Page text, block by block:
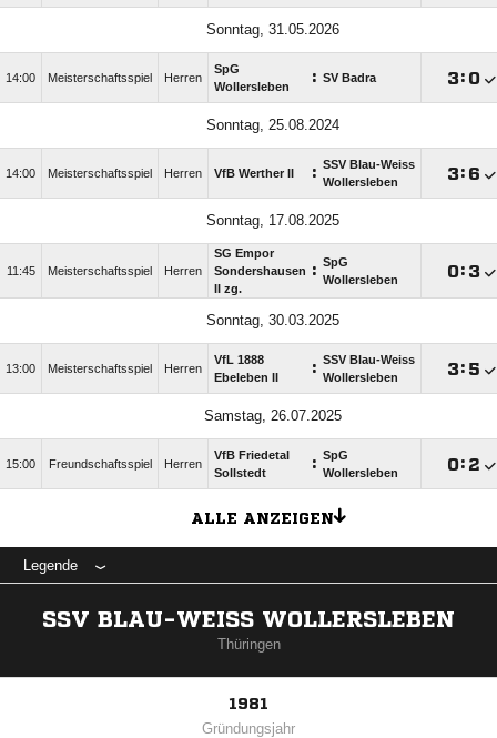
Sonntag, 31.05.2026
14:00 Meisterschaftsspiel Herren
SpG
Wollersleben
: SV Badra : 
Sonntag, 25.08.2024
14:00 Meisterschaftsspiel Herren VfB Werther II : SSV Blau-Weiss
Wollersleben
: 
Sonntag, 17.08.2025
11:45 Meisterschaftsspiel Herren
SG Empor
Sondershausen
II zg.
: SpG
Wollersleben
: 
Sonntag, 30.03.2025
13:00 Meisterschaftsspiel Herren
VfL 1888
Ebeleben II
: SSV Blau-Weiss
Wollersleben
: 
Samstag, 26.07.2025
15:00 Freundschaftsspiel Herren
VfB Friedetal
Sollstedt
: SpG
Wollersleben
: 
ALLE ANZEIGEN
Legende
SSV BLAU-WEISS WOLLERSLEBEN
Thüringen
1981
Gründungsjahr